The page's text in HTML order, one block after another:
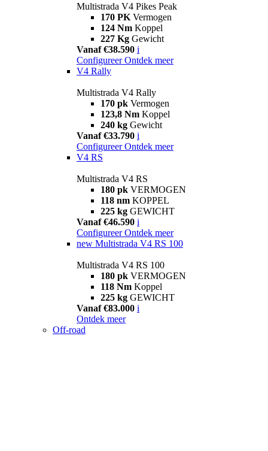
Multistrada V4 Pikes Peak
170 PK Vermogen
124 Nm Koppel
227 Kg Gewicht
Vanaf €38.590 i
Configureer Ontdek meer
V4 Rally
Multistrada V4 Rally
170 pk Vermogen
123,8 Nm Koppel
240 kg Gewicht
Vanaf €33.790 i
Configureer Ontdek meer
V4 RS
Multistrada V4 RS
180 pk VERMOGEN
118 nm KOPPEL
225 kg GEWICHT
Vanaf €46.590 i
Configureer Ontdek meer
new Multistrada V4 RS 100
Multistrada V4 RS 100
180 pk VERMOGEN
118 Nm Koppel
225 kg GEWICHT
Vanaf €83.000 i
Ontdek meer
Off-road